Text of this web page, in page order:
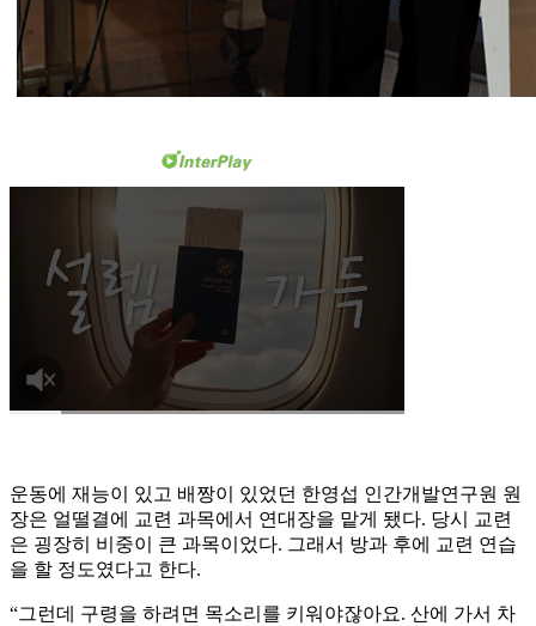
운동에 재능이 있고 배짱이 있었던 한영섭 인간개발연구원 원
장은 얼떨결에 교련 과목에서 연대장을 맡게 됐다. 당시 교련
은 굉장히 비중이 큰 과목이었다. 그래서 방과 후에 교련 연습
을 할 정도였다고 한다.
“그런데 구령을 하려면 목소리를 키워야잖아요. 산에 가서 차